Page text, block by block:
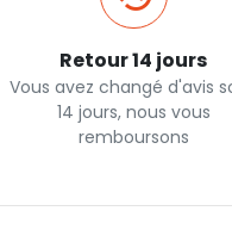
Retour 14 jours
Vous avez changé d'avis
14 jours, nous vous
remboursons